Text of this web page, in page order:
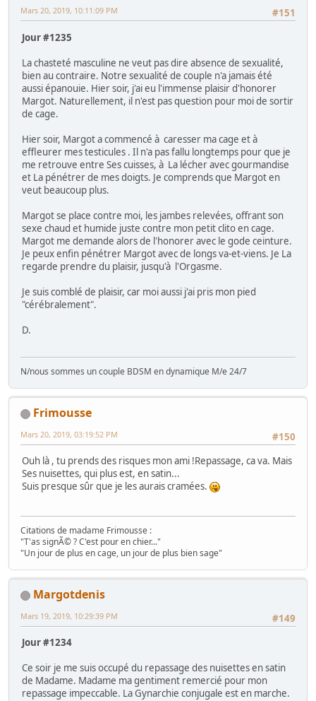
#151
Mars 20, 2019, 10:11:09 PM
Jour #1235
La chasteté masculine ne veut pas dire absence de sexualité,
bien au contraire. Notre sexualité de couple n'a jamais été
aussi épanouie. Hier soir, j'ai eu l'immense plaisir d'honorer
Margot. Naturellement, il n'est pas question pour moi de sortir
de cage.
Hier soir, Margot a commencé à caresser ma cage et à
effleurer mes testicules . Il n'a pas fallu longtemps pour que je
me retrouve entre Ses cuisses, à La lécher avec gourmandise
et La pénétrer de mes doigts. Je comprends que Margot en
veut beaucoup plus.
Margot se place contre moi, les jambes relevées, offrant son
sexe chaud et humide juste contre mon petit clito en cage.
Margot me demande alors de l'honorer avec le gode ceinture.
Je peux enfin pénétrer Margot avec de longs va-et-viens. Je La
regarde prendre du plaisir, jusqu'à l'Orgasme.
Je suis comblé de plaisir, car moi aussi j'ai pris mon pied
"cérébralement".
D.
N/nous sommes un couple BDSM en dynamique M/e 24/7
Frimousse
#150
Mars 20, 2019, 03:19:52 PM
Ouh là , tu prends des risques mon ami !Repassage, ca va. Mais
Ses nuisettes, qui plus est, en satin...
Suis presque sûr que je les aurais cramées.
Citations de madame Frimousse :
"T'as signÃ© ? C'est pour en chier..."
"Un jour de plus en cage, un jour de plus bien sage"
Margotdenis
#149
Mars 19, 2019, 10:29:39 PM
Jour #1234
Ce soir je me suis occupé du repassage des nuisettes en satin
de Madame. Madame ma gentiment remercié pour mon
repassage impeccable. La Gynarchie conjugale est en marche.